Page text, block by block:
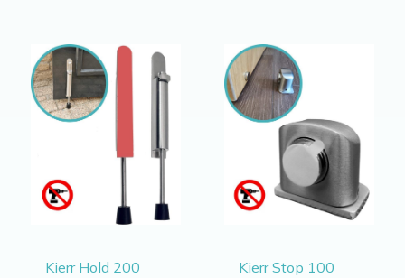
Kierr Hold 200
Kierr Stop 100